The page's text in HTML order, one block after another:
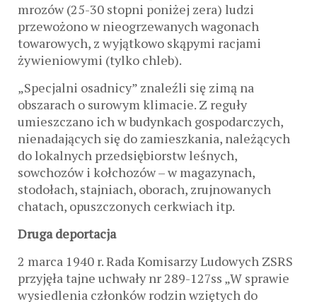
mrozów (25-30 stopni poniżej zera) ludzi
przewożono w nieogrzewanych wagonach
towarowych, z wyjątkowo skąpymi racjami
żywieniowymi (tylko chleb).
„Specjalni osadnicy” znaleźli się zimą na
obszarach o surowym klimacie. Z reguły
umieszczano ich w budynkach gospodarczych,
nienadających się do zamieszkania, należących
do lokalnych przedsiębiorstw leśnych,
sowchozów i kołchozów – w magazynach,
stodołach, stajniach, oborach, zrujnowanych
chatach, opuszczonych cerkwiach itp.
Druga deportacja
2 marca 1940 r. Rada Komisarzy Ludowych ZSRS
przyjęła tajne uchwały nr 289-127ss „W sprawie
wysiedlenia członków rodzin wziętych do